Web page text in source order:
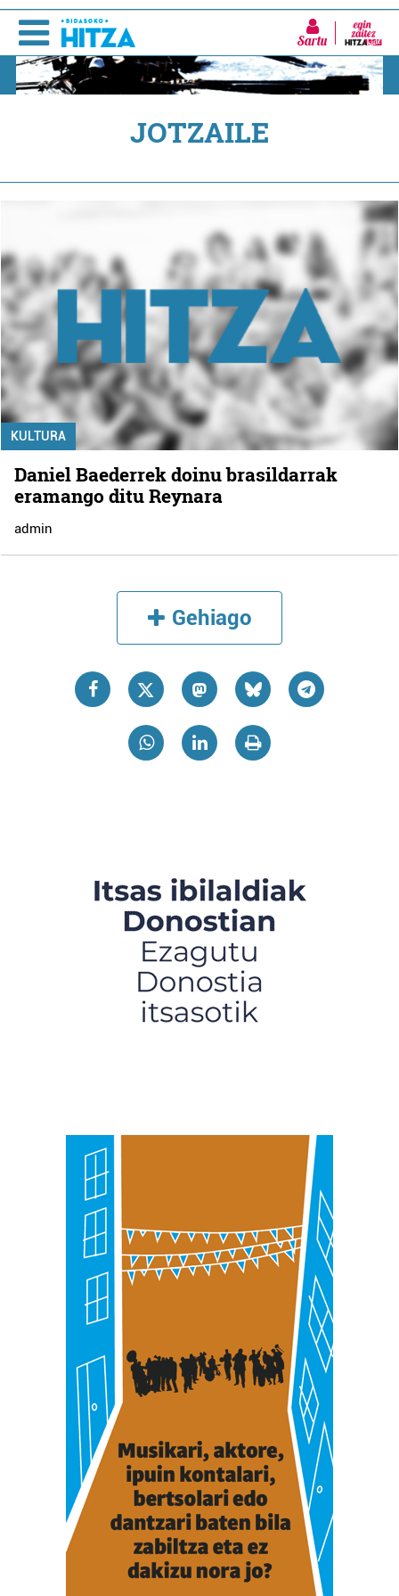
Sartu
JOTZAILE
KULTURA
Daniel Baederrek doinu brasildarrak
eramango ditu Reynara
admin
Gehiago